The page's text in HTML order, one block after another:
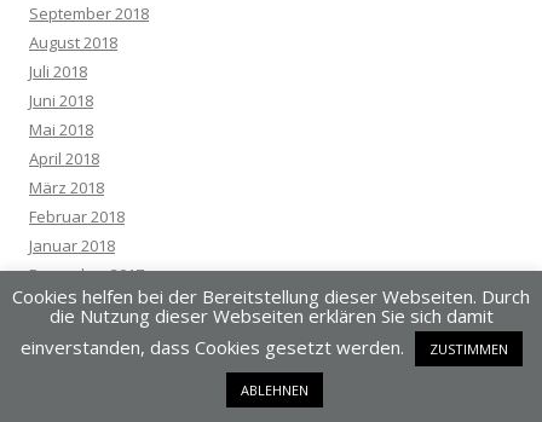
September 2018
August 2018
Juli 2018
Juni 2018
Mai 2018
April 2018
März 2018
Februar 2018
Januar 2018
Dezember 2017
November 2017
September 2017
Cookies helfen bei der Bereitstellung dieser Webseiten. Durch
die Nutzung dieser Webseiten erklären Sie sich damit
einverstanden, dass Cookies gesetzt werden.
ZUSTIMMEN
ABLEHNEN